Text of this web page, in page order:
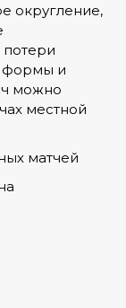
округление,
формы и
можно
местной
матчей